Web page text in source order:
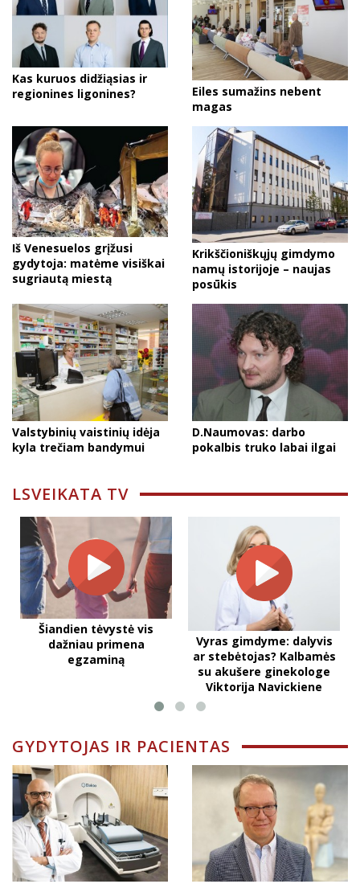
Kas kuruos didžiąsias ir
regionines ligonines?
Eiles sumažins nebent
magas
Iš Venesuelos grįžusi
gydytoja: matėme visiškai
sugriautą miestą
Krikščioniškųjų gimdymo
namų istorijoje – naujas
posūkis
Valstybinių vaistinių idėja
kyla trečiam bandymui
D.Naumovas: darbo
pokalbis truko labai ilgai
LSVEIKATA TV
Šiandien tėvystė vis
dažniau primena
egzaminą
Vyras gimdyme: dalyvis
ar stebėtojas? Kalbamės
su akušere ginekologe
Viktorija Navickiene
GYDYTOJAS IR PACIENTAS